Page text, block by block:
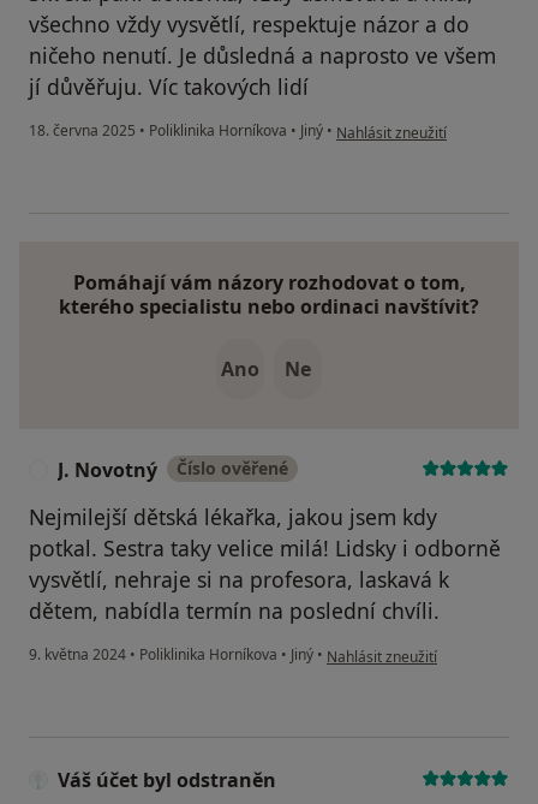
všechno vždy vysvětlí, respektuje názor a do
ničeho nenutí. Je důsledná a naprosto ve všem
jí důvěřuju. Víc takových lidí
18. června 2025 • Poliklinika Horníkova • Jiný • podle názoru uživatele Jarmila
Nahlásit zneužití
Pomáhají vám názory rozhodovat o tom,
kterého specialistu nebo ordinaci navštívit?
Ano Ne
J. Novotný Číslo ověřené
Nejmilejší dětská lékařka, jakou jsem kdy
potkal. Sestra taky velice milá! Lidsky i odborně
vysvětlí, nehraje si na profesora, laskavá k
dětem, nabídla termín na poslední chvíli.
9. května 2024 • Poliklinika Horníkova • Jiný • podle názoru uživatele J.
Nahlásit zneužití
Váš účet byl odstraněn